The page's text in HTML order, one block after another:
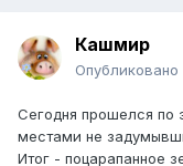
Кашмир
Опубликовано
Сегодня прошелся по
местами не
Итог - поцарапанное